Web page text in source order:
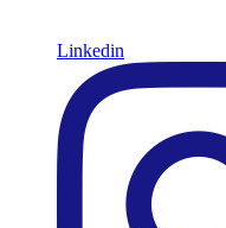
Linkedin